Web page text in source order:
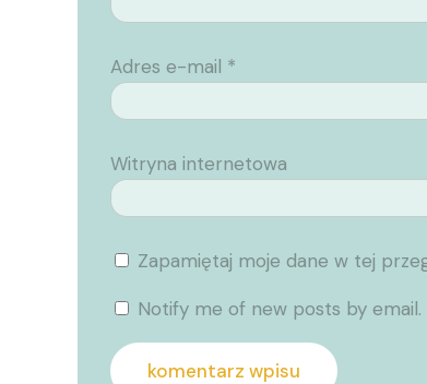
Adres e-mail *
Witryna internetowa
Zapamiętaj moje dane w tej
Notify me of new posts by email.